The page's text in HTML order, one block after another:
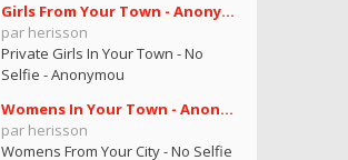
Girls From Your Town - Anonymous Casual Dating - N
par herisson
Private Girls In Your Town - No
Selfie - Anonymou
Womens In Your Town - Anonymous Sex Dating - No Se
par herisson
Womens From Your City - No Selfie